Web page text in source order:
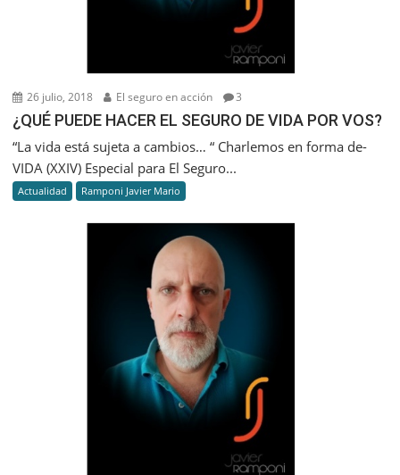
26 julio, 2018 El seguro en acción 3
¿QUÉ PUEDE HACER EL SEGURO DE VIDA POR VOS?
“La vida está sujeta a cambios… “ Charlemos en forma de-
VIDA (XXIV) Especial para El Seguro...
Actualidad Ramponi Javier Mario